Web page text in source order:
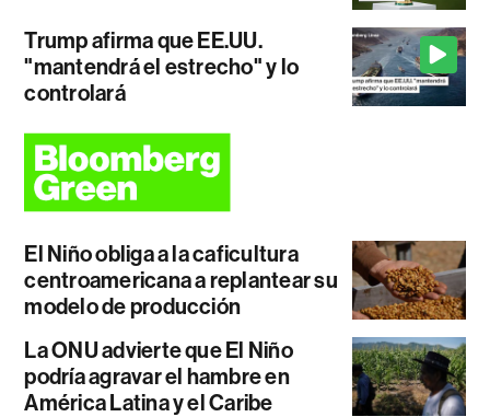
Trump afirma que EE.UU.
"mantendrá el estrecho" y lo
controlará
El Niño obliga a la caficultura
centroamericana a replantear su
modelo de producción
La ONU advierte que El Niño
podría agravar el hambre en
América Latina y el Caribe